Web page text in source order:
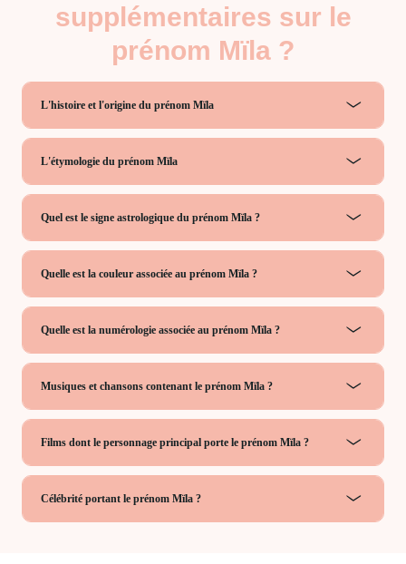
supplémentaires sur le
prénom Mïla ?
L'histoire et l'origine du prénom Mïla
L'étymologie du prénom Mïla
Quel est le signe astrologique du prénom Mïla ?
Quelle est la couleur associée au prénom Mïla ?
Quelle est la numérologie associée au prénom Mïla ?
Musiques et chansons contenant le prénom Mïla ?
Films dont le personnage principal porte le prénom Mïla ?
Célébrité portant le prénom Mïla ?